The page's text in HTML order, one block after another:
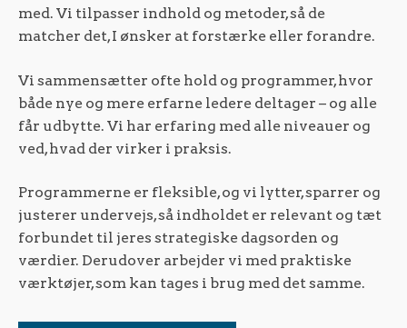
med. Vi tilpasser indhold og metoder, så de
matcher det, I ønsker at forstærke eller forandre.
Vi sammensætter ofte hold og programmer, hvor
både nye og mere erfarne ledere deltager – og alle
får udbytte. Vi har erfaring med alle niveauer og
ved, hvad der virker i praksis.
Programmerne er fleksible, og vi lytter, sparrer og
justerer undervejs, så indholdet er relevant og tæt
forbundet til jeres strategiske dagsorden og
værdier. Derudover arbejder vi med praktiske
værktøjer, som kan tages i brug med det samme.